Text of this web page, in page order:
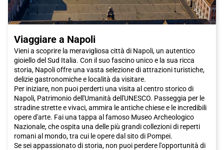
Viaggiare a Napoli
Vieni a scoprire la meravigliosa città di Napoli, un autentico
gioiello del Sud Italia. Con il suo fascino unico e la sua ricca
storia, Napoli offre una vasta selezione di attrazioni turistiche,
delizie gastronomiche e località da visitare.
Per iniziare, non puoi perderti una visita al centro storico di
Napoli, Patrimonio dell'Umanità dell'UNESCO. Passeggia per le
stradine strette e vivaci, ammira le antiche chiese e le incredibili
opere d'arte. Fai una tappa al famoso Museo Archeologico
Nazionale, che ospita una delle più grandi collezioni di reperti
romani al mondo, tra cui le opere dal sito di Pompei.
Se sei appassionato di storia, non puoi perdere l'opportunità di